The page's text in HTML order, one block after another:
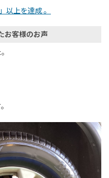
上を達成 。
お客様のお声